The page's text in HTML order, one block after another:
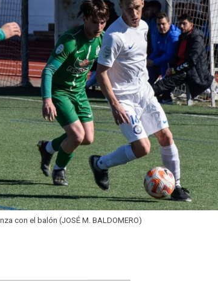
con el balón (JOSÉ M. BALDOMERO)